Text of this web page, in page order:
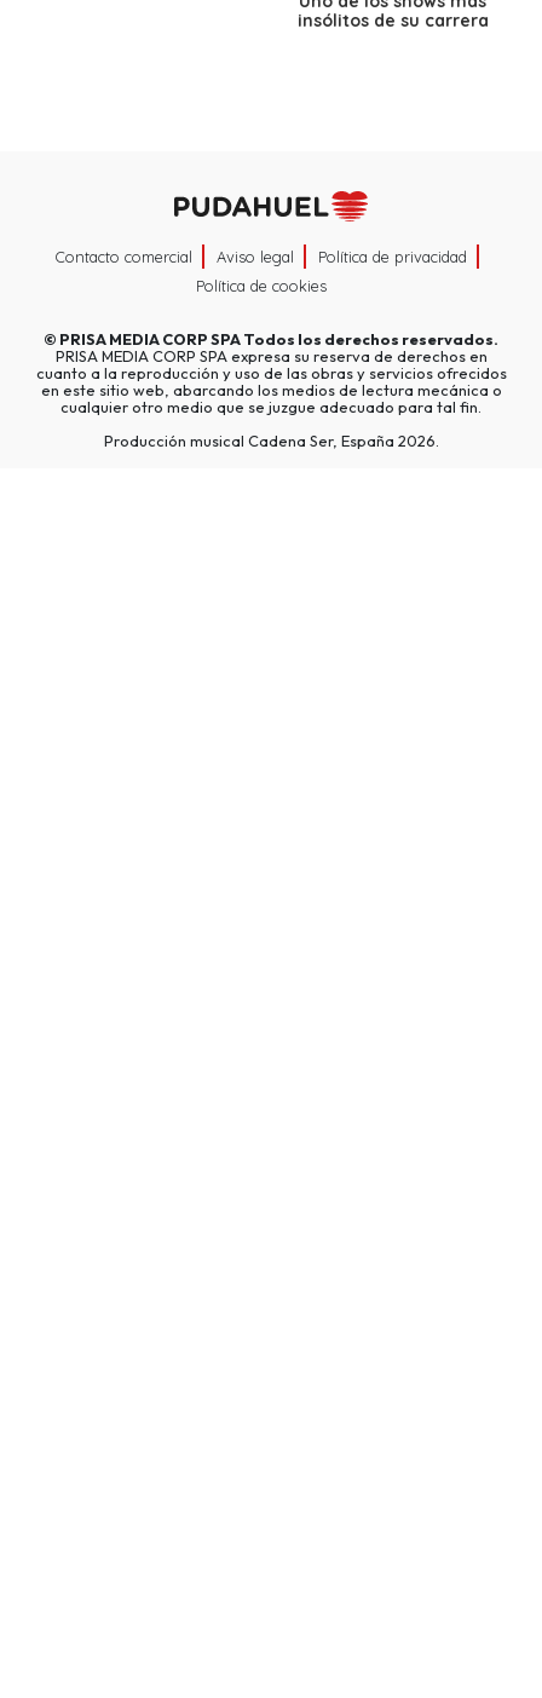
insólitos de su carrera
Contacto comercial Aviso legal
Política de privacidad
Política de cookies
© PRISA MEDIA CORP SPATodos los derechos reservados.
PRISA MEDIA CORP SPA expresa su reserva de derechos en
cuanto a la reproducción y uso de las obras y servicios ofrecidos
en este sitio web, abarcando los medios de lectura mecánica o
cualquier otro medio que se juzgue adecuado para tal fin.
Producción musical Cadena Ser, España 2026.